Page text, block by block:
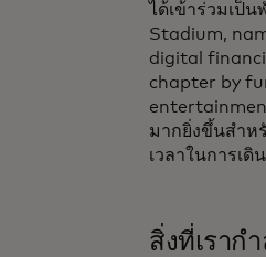
ได้เข้าร่วมเป็
Stadium,
digital
chapter by
มากยิ่งขึ้นสำห
เวลาในการเ
สิ่งที่เราก